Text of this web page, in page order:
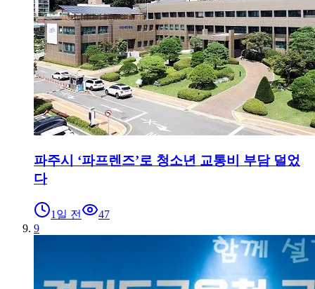
파주시 ‘파프렌즈’로 청소년 교통비 부담 덜었
다
1일 전
47
9